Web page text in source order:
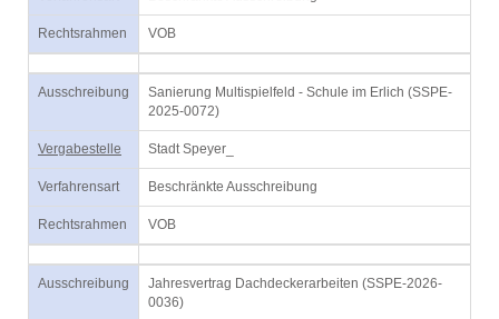
Rechtsrahmen VOB
Ausschreibung
Sanierung Multispielfeld - Schule im Erlich (SSPE-
2025-0072)
Vergabestelle Stadt Speyer_
Verfahrensart Beschränkte Ausschreibung
Rechtsrahmen VOB
Ausschreibung
Jahresvertrag Dachdeckerarbeiten (SSPE-2026-
0036)